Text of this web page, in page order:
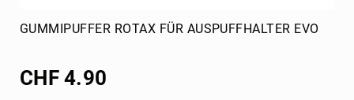
GUMMIPUFFER ROTAX FÜR AUSPUFFHALTER EVO
CHF 4.90